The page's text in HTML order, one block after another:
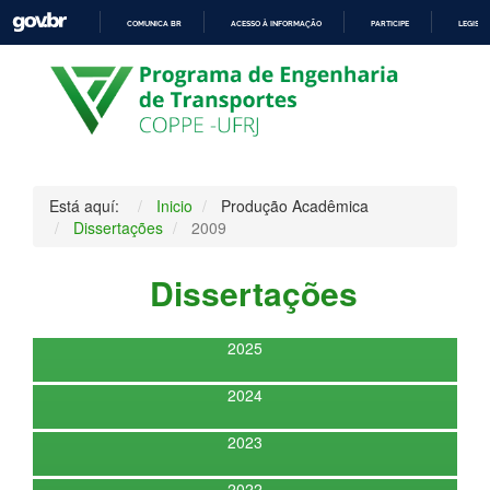
PARA
O
CONTEÚDO
COMUNICA BR ACESSO À INFORMAÇÃO PARTICIPE
Está aquí: Inicio
Produção Acadêmica
Dissertações
2009
Dissertações
2025
2024
2023